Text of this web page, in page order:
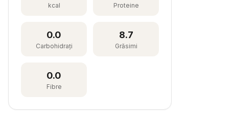
kcal Proteine
0.0
Carbohidrați
8.7
Grăsimi
0.0
Fibre